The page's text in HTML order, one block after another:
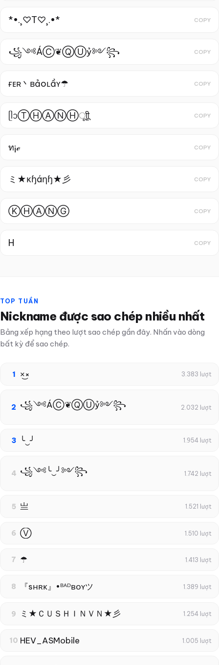
*•.¸♡T♡¸.•* COPY
꧁༺ÁⒸ❦ⓆⓊỷ༻꧂ COPY
ғᴇʀ丶ʙảoʟầʏ☂ COPY
ᥫᩣⓉⒽⒶⓃⒽㅤूाीू COPY
ท¡ℯ COPY
ミ★κɧáηɧ★彡 COPY
ⓀⒽⒶⓃⒼ COPY
H COPY
TOP TUẦN
Nickname được sao chép nhiều nhất
Bảng xếp hạng theo lượt sao chép gần đây. Nhấn vào dòng
bất kỳ để sao chép.
1 ×͜× 3.383 lượt
2 ꧁༺ÁⒸ❦ⓆⓊỷ༻꧂ 2.032 lượt
3 ╰‿╯ 1.954 lượt
4 ꧁༺╰‿╯༻꧂ 1.742 lượt
5 亗 1.521 lượt
6 Ⓥ 1.510 lượt
7 ☂ 1.413 lượt
8 『sʜʀᴋ』•ᴮᴬᴰʙᴏʏツ 1.389 lượt
9 ミ★ＣＵＳＨＩＮＶＮ★彡 1.254 lượt
10 HEV_ASMobile 1.005 lượt